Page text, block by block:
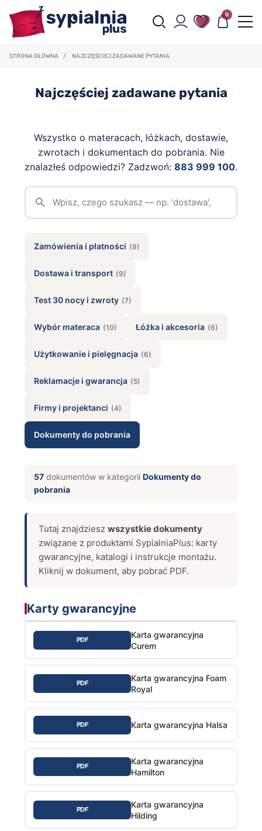
0
STRONA GŁÓWNA / NAJCZĘŚCIEJ ZADAWANE PYTANIA
Najczęściej zadawane pytania
Wszystko o materacach, łóżkach, dostawie,
zwrotach i dokumentach do pobrania. Nie
znalazłeś odpowiedzi? Zadzwoń: 883 999 100.
Zamówienia i płatności (9)
Dostawa i transport (9)
Test 30 nocy i zwroty (7)
Wybór materaca (10) Łóżka i akcesoria (6)
Użytkowanie i pielęgnacja (6)
Reklamacje i gwarancja (5)
Firmy i projektanci (4)
Dokumenty do pobrania
57 dokumentów w kategorii Dokumenty do
pobrania
Tutaj znajdziesz wszystkie dokumenty
związane z produktami SypialniaPlus: karty
gwarancyjne, katalogi i instrukcje montażu.
Kliknij w dokument, aby pobrać PDF.
Karty gwarancyjne
PDF
Karta gwarancyjna
Curem
PDF
Karta gwarancyjna Foam
Royal
PDF Karta gwarancyjna Halsa
PDF
Karta gwarancyjna
Hamilton
PDF
Karta gwarancyjna
Hilding